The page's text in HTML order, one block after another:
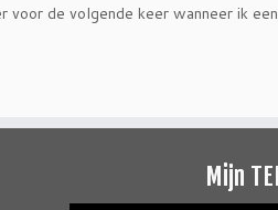
voor de volgende keer wanneer ik
Mijn